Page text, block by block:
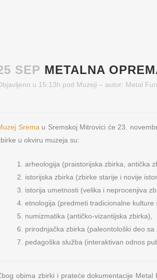
SEP METALNA
u 15:13h pod Muzeji – autor: Metal
Srema u Sremskoj Mitrovici će 23.
u okviru muzeja su:
arheologija (praistorijska zbirka, antička
istorijska zbirka (zbirke starije i novije
istorija umetnosti (velika i neprocenjiva
etnologija (predmeti tradicionalne kulture
numizmatika (antičko-vizantijska zbirka),
prirodnjačka zbirka (paleontološki deo
pedagoška služba (interaktivan odnos
obima zbirki i prateće dokumentacije